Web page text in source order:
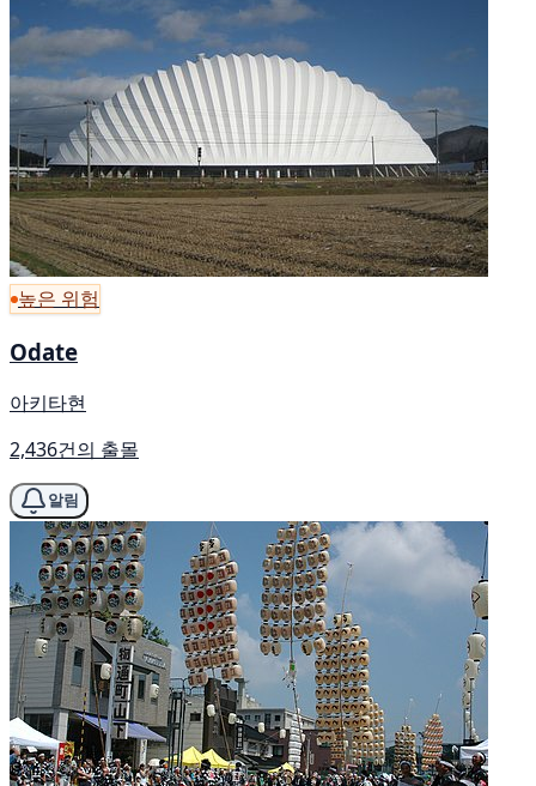
높은 위험
Odate
아키타현
2,436건의 출몰
알림